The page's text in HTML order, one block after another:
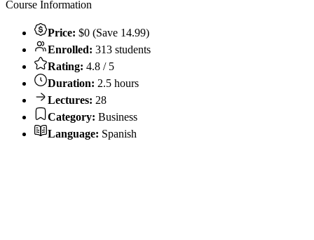
Course Information
Price: $0 (Save 14.99)
Enrolled: 313 students
Rating: 4.8 / 5
Duration: 2.5 hours
Lectures: 28
Category: Business
Language: Spanish